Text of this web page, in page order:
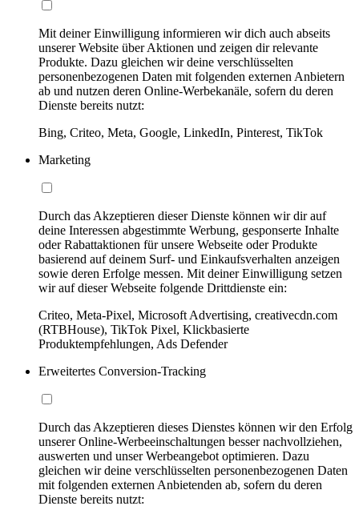
Mit deiner Einwilligung informieren wir dich auch abseits
unserer Website über Aktionen und zeigen dir relevante
Produkte. Dazu gleichen wir deine verschlüsselten
personenbezogenen Daten mit folgenden externen Anbietern
ab und nutzen deren Online-Werbekanäle, sofern du deren
Dienste bereits nutzt:
Bing, Criteo, Meta, Google, LinkedIn, Pinterest, TikTok
Marketing
Durch das Akzeptieren dieser Dienste können wir dir auf
deine Interessen abgestimmte Werbung, gesponserte Inhalte
oder Rabattaktionen für unsere Webseite oder Produkte
basierend auf deinem Surf- und Einkaufsverhalten anzeigen
sowie deren Erfolge messen. Mit deiner Einwilligung setzen
wir auf dieser Webseite folgende Drittdienste ein:
Criteo, Meta-Pixel, Microsoft Advertising, creativecdn.com
(RTBHouse), TikTok Pixel, Klickbasierte
Produktempfehlungen, Ads Defender
Erweitertes Conversion-Tracking
Durch das Akzeptieren dieses Dienstes können wir den Erfolg
unserer Online-Werbeeinschaltungen besser nachvollziehen,
auswerten und unser Werbeangebot optimieren. Dazu
gleichen wir deine verschlüsselten personenbezogenen Daten
mit folgenden externen Anbietenden ab, sofern du deren
Dienste bereits nutzt: